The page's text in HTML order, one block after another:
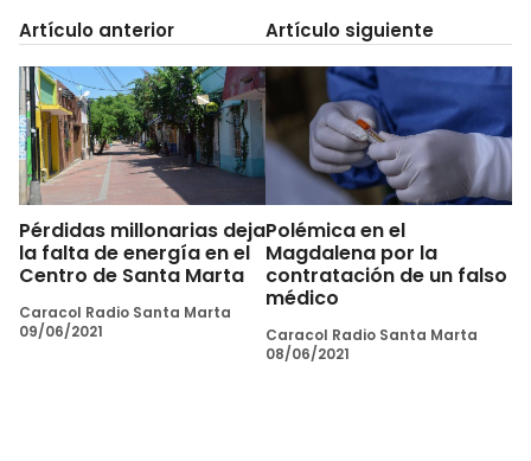
Artículo anterior
Pérdidas millonarias deja
la falta de energía en el
Centro de Santa Marta
Caracol Radio Santa Marta
09/06/2021
Artículo siguiente
Polémica en el
Magdalena por la
contratación de un falso
médico
Caracol Radio Santa Marta
08/06/2021